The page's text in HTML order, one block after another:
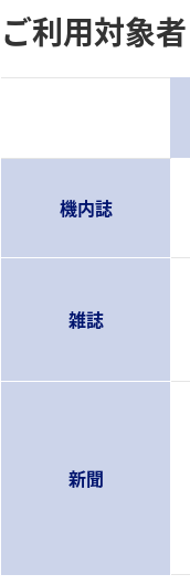
ご利用対象者
機内誌
雑誌
新聞